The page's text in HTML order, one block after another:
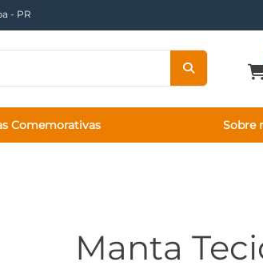
- PR
Comemorativas Sobre
Manta